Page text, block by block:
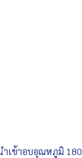
ข้าอบอุณหภูมิ 180